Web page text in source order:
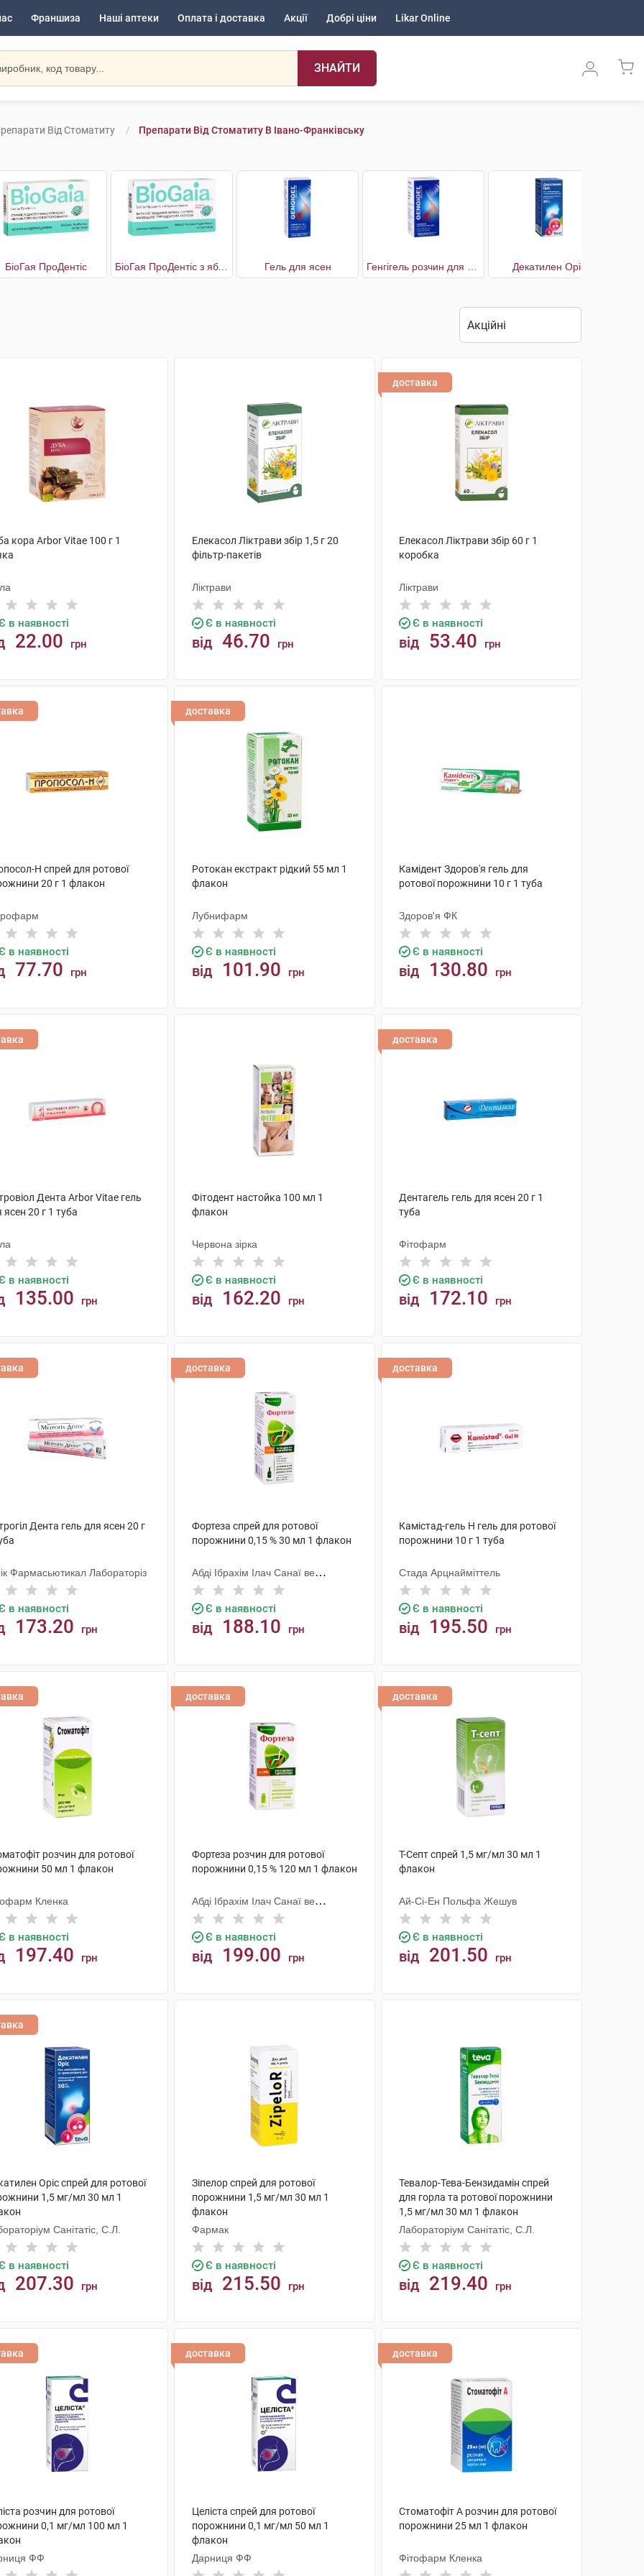
Франшиза Наші аптеки Оплата і доставка Акції Добрі ціни Likar Online
ЗНАЙТИ
Від Стоматиту Препарати Від Стоматиту В Івано-Франківську
БіоГая ПроДентіс БіоГая ПроДентіс з яблучним смаком Гель для ясен Декатилен Оріс
кора Arbor Vitae 100 г 1
в наявності
22.00 грн
Елекасол Ліктрави збір 1,5 г 20
фільтр-пакетів
Ліктрави
Є в наявності
від 46.70 грн
доставка
Елекасол Ліктрави збір 60 г 1
коробка
Ліктрави
Є в наявності
від 53.40 грн
Н спрей для ротової
20 г 1 флакон
в наявності
77.70 грн
доставка
Ротокан екстракт рідкий 55 мл 1
флакон
Лубнифарм
Є в наявності
від 101.90 грн
Камідент Здоров'я гель для
ротової порожнини 10 г 1 туба
Здоров'я ФК
Є в наявності
від 130.80 грн
Дента Arbor Vitae гель
ясен 20 г 1 туба
в наявності
135.00 грн
Фітодент настойка 100 мл 1
флакон
Червона зірка
Є в наявності
від 162.20 грн
доставка
Дентагель гель для ясен 20 г 1
туба
Фітофарм
Є в наявності
від 172.10 грн
Дента гель для ясен 20 г
Фармасьютикал Лабораторіз
в наявності
173.20 грн
доставка
Фортеза спрей для ротової
порожнини 0,15 % 30 мл 1 флакон
Абді Ібрахім Ілач Санаї ве
Тіджарет
Є в наявності
від 188.10 грн
доставка
Камістад-гель Н гель для ротової
порожнини 10 г 1 туба
Стада Арцнайміттель
Є в наявності
від 195.50 грн
розчин для ротової
50 мл 1 флакон
Кленка
в наявності
197.40 грн
доставка
Фортеза розчин для ротової
порожнини 0,15 % 120 мл 1 флакон
Абді Ібрахім Ілач Санаї ве
Тіджарет
Є в наявності
від 199.00 грн
доставка
Т-Септ спрей 1,5 мг/мл 30 мл 1
флакон
Ай-Сі-Ен Польфа Жешув
Є в наявності
від 201.50 грн
Оріс спрей для ротової
1,5 мг/мл 30 мл 1
Санітатіс, С.Л.
в наявності
207.30 грн
Зіпелор спрей для ротової
порожнини 1,5 мг/мл 30 мл 1
флакон
Фармак
Є в наявності
від 215.50 грн
Тевалор-Тева-Бензидамін спрей
для горла та ротової порожнини
1,5 мг/мл 30 мл 1 флакон
Лабораторіум Санітатіс, С.Л.
Є в наявності
від 219.40 грн
розчин для ротової
0,1 мг/мл 100 мл 1
ФФ
доставка
Целіста спрей для ротової
порожнини 0,1 мг/мл 50 мл 1
флакон
Дарниця ФФ
доставка
Стоматофіт А розчин для ротової
порожнини 25 мл 1 флакон
Фітофарм Кленка